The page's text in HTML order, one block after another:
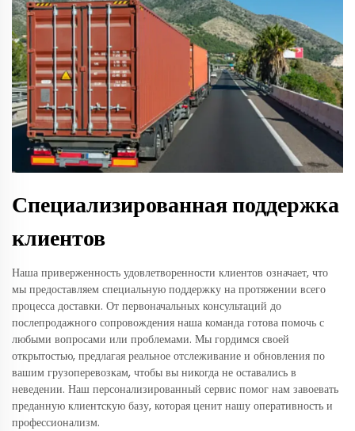
Специализированная поддержка
клиентов
Наша приверженность удовлетворенности клиентов означает, что
мы предоставляем специальную поддержку на протяжении всего
процесса доставки. От первоначальных консультаций до
послепродажного сопровождения наша команда готова помочь с
любыми вопросами или проблемами. Мы гордимся своей
открытостью, предлагая реальное отслеживание и обновления по
вашим грузоперевозкам, чтобы вы никогда не оставались в
неведении. Наш персонализированный сервис помог нам завоевать
преданную клиентскую базу, которая ценит нашу оперативность и
профессионализм.